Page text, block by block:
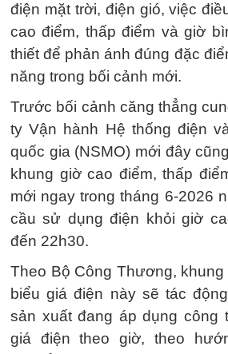
điện mặt trời, điện gió, việc
cao điểm, thấp điểm và giờ
thiết để phản ánh đúng đặc
năng trong bối cảnh mới.
Trước bối cảnh căng thẳng
ty Vận hành Hệ thống điện
quốc gia (NSMO) mới đây
khung giờ cao điểm, thấp
mới ngay trong tháng 6-2026
cầu sử dụng điện khỏi giờ
đến 22h30.
Theo Bộ Công Thương,
biểu giá điện này sẽ tác
sản xuất đang áp dụng công
giá điện theo giờ, theo